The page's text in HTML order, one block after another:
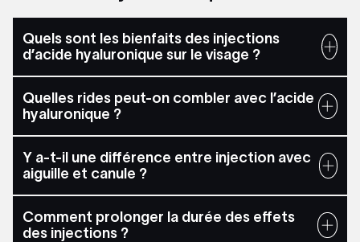
Quels sont les bienfaits des injections
d’acide hyaluronique sur le visage ?
Quelles rides peut-on combler avec l’acide
hyaluronique ?
Y a-t-il une différence entre injection avec
aiguille et canule ?
Comment prolonger la durée des effets
des injections ?